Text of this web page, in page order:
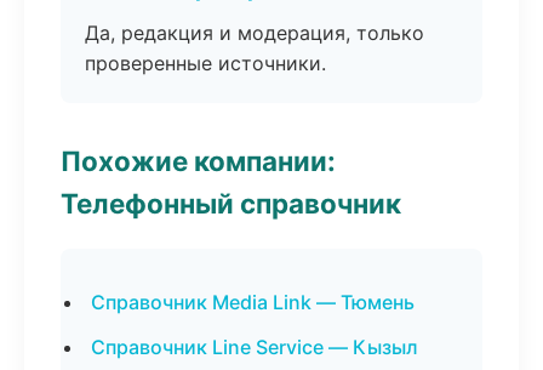
Да, редакция и модерация, только
проверенные источники.
Похожие компании:
Телефонный справочник
Справочник Media Link — Тюмень
Справочник Line Service — Кызыл